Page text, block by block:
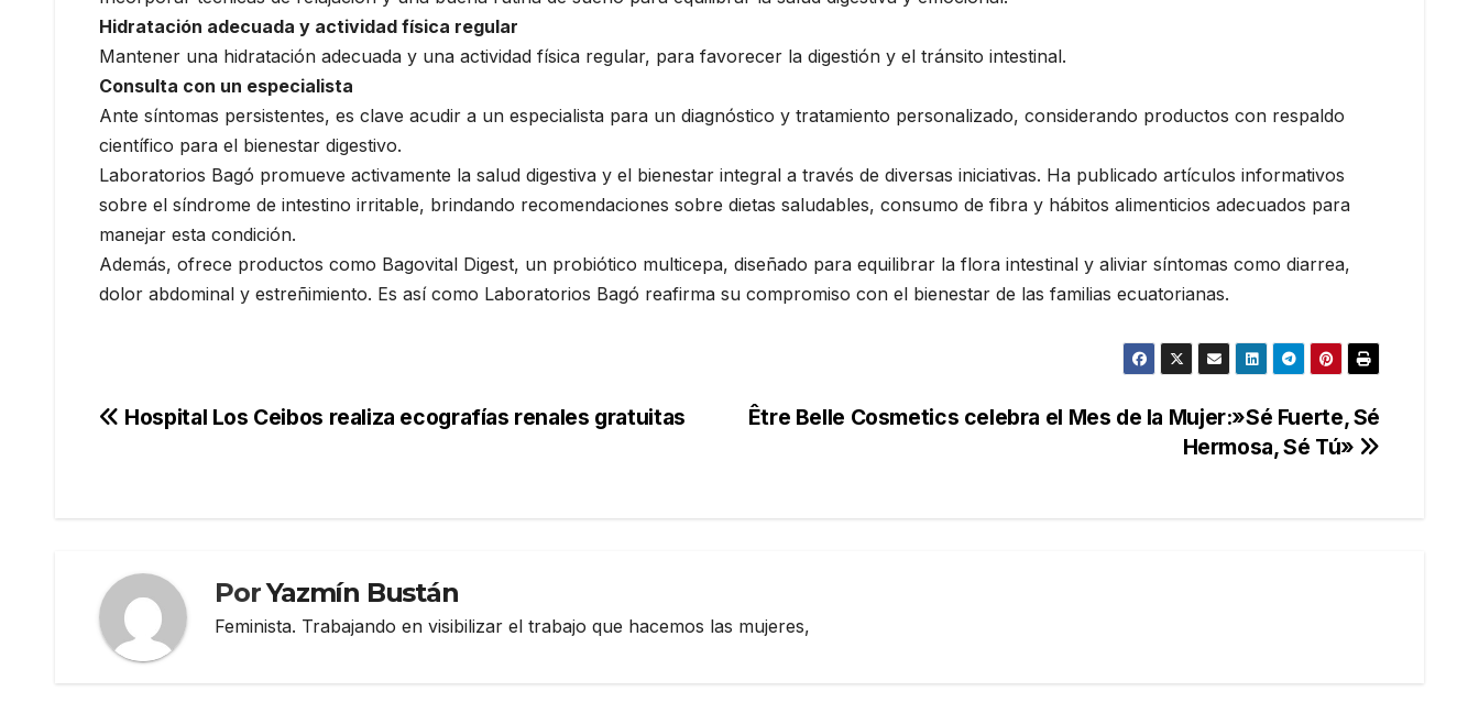
Hidratación adecuada y actividad física regular
Mantener una hidratación adecuada y una actividad física regular, para favorecer la digestión y el tránsito intestinal.
Consulta con un especialista
Ante síntomas persistentes, es clave acudir a un especialista para un diagnóstico y tratamiento personalizado, considerando productos con respaldo
científico para el bienestar digestivo.
Laboratorios Bagó promueve activamente la salud digestiva y el bienestar integral a través de diversas iniciativas. Ha publicado artículos informativos
sobre el síndrome de intestino irritable, brindando recomendaciones sobre dietas saludables, consumo de fibra y hábitos alimenticios adecuados para
manejar esta condición.
Además, ofrece productos como Bagovital Digest, un probiótico multicepa, diseñado para equilibrar la flora intestinal y aliviar síntomas como diarrea,
dolor abdominal y estreñimiento. Es así como Laboratorios Bagó reafirma su compromiso con el bienestar de las familias ecuatorianas.
Navegación
Être Belle Cosmetics celebra el Mes de la Mujer:»Sé Fuerte, Sé
Hermosa, Sé Tú»
Hospital Los Ceibos realiza ecografías renales gratuitas
PorYazmín Bustán
Feminista. Trabajando en visibilizar el trabajo que hacemos las mujeres,